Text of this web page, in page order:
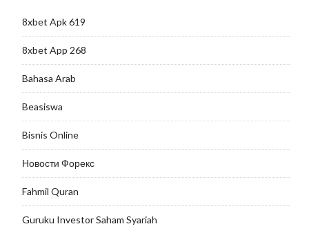
8xbet Apk 619
8xbet App 268
Bahasa Arab
Beasiswa
Bisnis Online
Новости Форекс
Fahmil Quran
Guruku Investor Saham Syariah